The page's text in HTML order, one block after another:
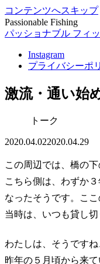
コンテンツへスキップ
Passionable Fishing
パッショナブル フィ
Instagram
プライバシーポ
激流・通い始
トーク
2020.04.022020.04.29
この周辺では、橋の
こちら側は、わずか
なったそうです。ここ
当時は、いつも貸し切
わたしは、そうですね
昨年の５月頃から来て